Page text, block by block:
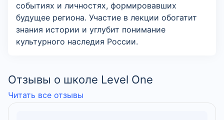
событиях и личностях, формировавших
будущее региона. Участие в лекции обогатит
знания истории и углубит понимание
культурного наследия России.
Отзывы о школе Level One
Читать все отзывы